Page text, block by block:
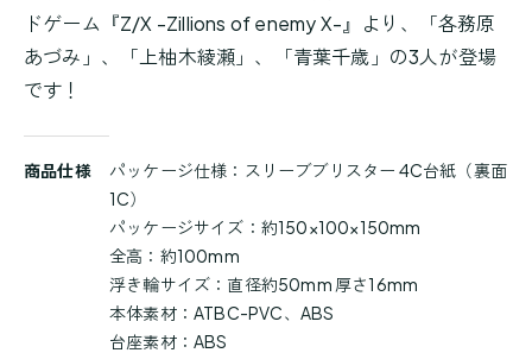
ドゲーム『Z/X -Zillions of enemy X-』より、「各務原
あづみ」、「上柚木綾瀬」、「青葉千歳」の3人が登場
です！
品
商品仕様
パッケージ仕様：スリーブブリスター 4C台紙（裏面
1C）
パッケージサイズ：約150×100×150mm
全高：約100mm
浮き輪サイズ：直径約50mm 厚さ16mm
本体素材：ATBC-PVC、ABS
台座素材：ABS